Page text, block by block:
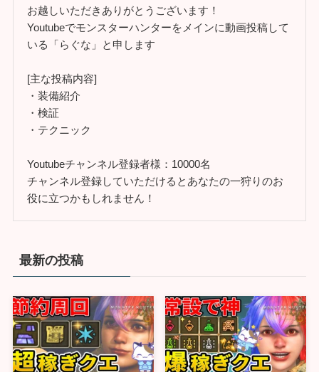
お越しいただきありがとうございます！
Youtubeでモンスターハンターをメインに動画投稿して
いる「らぐな」と申します
[主な投稿内容]
・装備紹介
・検証
・テクニック
Youtubeチャンネル登録者様：10000名
チャンネル登録していただけるとあなたの一狩りのお
役に立つかもしれません！
最新の投稿